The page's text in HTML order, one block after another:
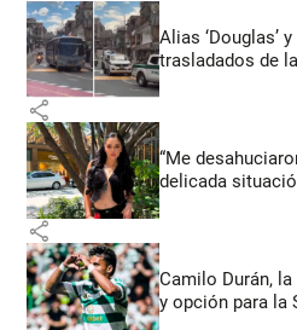
Alias ‘Douglas’
trasladados de
share
“Me
delicada
share
Camilo Durán,
y opción para la